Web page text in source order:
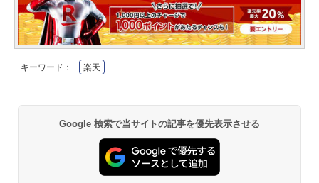
キーワード： 楽天
Google 検索で当サイトの記事を優先表示させる